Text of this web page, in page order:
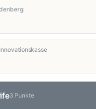
3 Punkte